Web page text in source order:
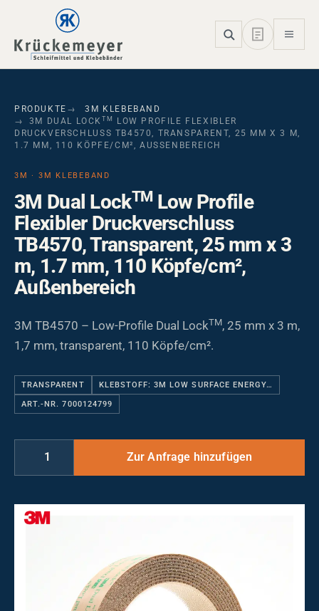
Skip to main navigation
Skip to main content
Skip to page footer
PRODUKTE
3M KLEBEBAND
3M DUAL LOCK TM
LOW PROFILE FLEXIBLER
DRUCKVERSCHLUSS TB4570, TRANSPARENT, 25 MM X 3 M,
1.7 MM, 110 KÖPFE/CM², AUSSENBEREICH
3M · 3M KLEBEBAND
3M Dual LockTMLow Profile
Flexibler Druckverschluss
TB4570, Transparent, 25 mm x 3
m, 1.7 mm, 110 Köpfe/cm²,
Außenbereich
3M TB4570 – Low-Profile Dual LockTM, 25 mm x 3 m,
1,7 mm, transparent, 110 Köpfe/cm².
TRANSPARENT KLEBSTOFF: 3M LOW SURFACE ENERGY…
ART.-NR. 7000124799